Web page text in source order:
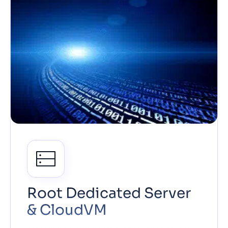
Root Dedicated Server
& CloudVM